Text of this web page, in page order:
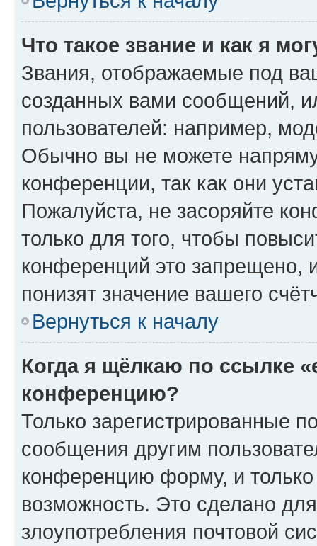
Что такое звание и как я
Звания, отображаемые под
созданных вами сообщений,
пользователей: например,
Обычно вы не можете
конференции, так как они
Пожалуйста, не засоряйте
только для того, чтобы
конференций это запрещено,
понизят значение вашего
Вернуться к началу
Когда я щёлкаю по ссылке
конференцию?
Только зарегистрированные
сообщения другим
конференцию форму, и
возможность. Это сделано
злоупотребления почтовой